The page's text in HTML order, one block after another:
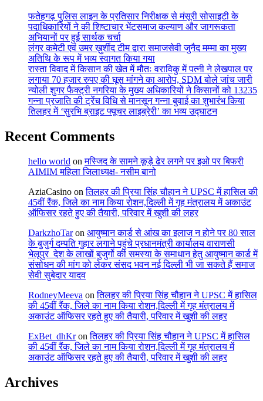
फतेहगढ़ पुलिस लाइन के प्रतिसार निरीक्षक से मंसूरी सोसाइटी के
पदाधिकारियों ने की शिष्टाचार भेंटसमाज कल्याण और जागरूकता
अभियानों पर हुई सार्थक चर्चा
लंगर कमेटी एवं उमर ख़ुर्शीद टीम द्वारा समाजसेवी जुनैद मम्मा का मुख्य
अतिथि के रूप में भव्य स्वागत किया गया
रास्ता विवाद में किसान की खेत में मौतः वराविकु में पत्नी ने लेखपाल पर
लगाया 70 हजार रुपए की घूस मांगने का आरोप, SDM बोले जांच जारी
न्योली शुगर फैक्ट्री नगरिया के मुख्य अधिकारियों ने किसानों को 13235
गन्ना प्रजाति की ट्रेंच विधि से मानसून गन्ना बुवाई का शुभारंभ किया
तिलहर में ‘सुरभि ब्राइट फ्यूचर लाइब्रेरी’ का भव्य उद्घाटन
Recent Comments
hello world onमस्जिद के सामने कूड़े ढेर लगने पर इओ पर बिफरी
AIMIM महिला जिलाध्यक्ष- नसीम बानो
AziaCasino onतिलहर की प्रिया सिंह चौहान ने UPSC में हासिल की
45वीं रैंक, जिले का नाम किया रोशन,दिल्ली में गृह मंत्रालय में अकाउंट
ऑफिसर रहते हुए की तैयारी, परिवार में खुशी की लहर
DarkzhoTaron आयुष्मान कार्ड से आंख का इलाज न होने पर 80 साल
के बुजुर्ग दम्पति गुहार लगाने पहुंचे प्रधानमंत्री कार्यालय वाराणसी
भेलूपुर_देश के लाखों बुजुर्गो की समस्या के समाधान हेतु आयुष्मान कार्ड में
संसोधन की मांग को लेकर संसद भवन नई दिल्ली भी जा सकते हैं समाज
सेवी सुबेदार यादव
RodneyMeeva onतिलहर की प्रिया सिंह चौहान ने UPSC में हासिल
की 45वीं रैंक, जिले का नाम किया रोशन,दिल्ली में गृह मंत्रालय में
अकाउंट ऑफिसर रहते हुए की तैयारी, परिवार में खुशी की लहर
ExBet_dhKronतिलहर की प्रिया सिंह चौहान ने UPSC में हासिल
की 45वीं रैंक, जिले का नाम किया रोशन,दिल्ली में गृह मंत्रालय में
अकाउंट ऑफिसर रहते हुए की तैयारी, परिवार में खुशी की लहर
Archives